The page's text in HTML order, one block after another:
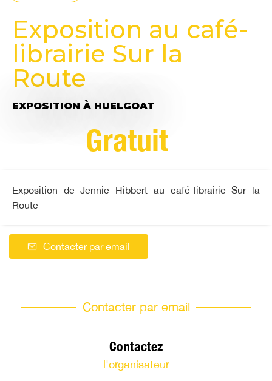
Exposition au café-
librairie Sur la
Route
EXPOSITION À HUELGOAT
Gratuit
Exposition de Jennie Hibbert au café-librairie Sur la
Route
Contacter par email
Contacter par email
Contactez
l'organisateur